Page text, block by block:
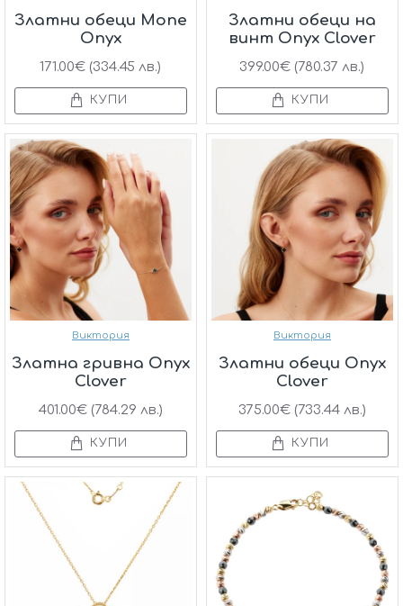
Златни обеци Mone
Onyx
171.00€ (334.45 лв.)
КУПИ
Златни обеци на
винт Onyx Clover
399.00€ (780.37 лв.)
КУПИ
Виктория
Златна гривна Onyx
Clover
401.00€ (784.29 лв.)
КУПИ
Виктория
Златни обеци Onyx
Clover
375.00€ (733.44 лв.)
КУПИ